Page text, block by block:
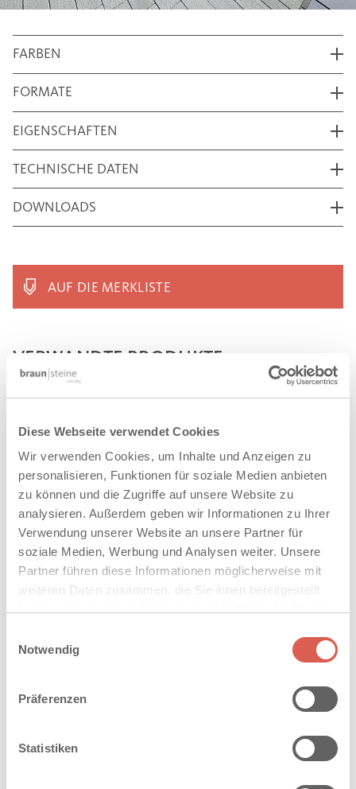
Diese Webseite verwendet Cookies
Wir verwenden Cookies, um Inhalte und Anzeigen zu
personalisieren, Funktionen für soziale Medien anbieten
zu können und die Zugriffe auf unsere Website zu
analysieren. Außerdem geben wir Informationen zu Ihrer
Verwendung unserer Website an unsere Partner für
soziale Medien, Werbung und Analysen weiter. Unsere
Partner führen diese Informationen möglicherweise mit
weiteren Daten zusammen, die Sie ihnen bereitgestellt
Cookies, wenn Sie unsere Webseite weiterhin nutzen.
Notwendig
Präferenzen
Statistiken
FARBEN
FORMATE
EIGENSCHAFTEN
TECHNISCHE DATEN
DOWNLOADS
AUF DIE MERKLISTE
VERWANDTE PRODUKTE